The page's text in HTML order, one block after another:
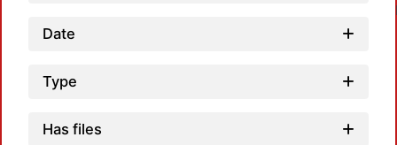
Date
Type
Has files